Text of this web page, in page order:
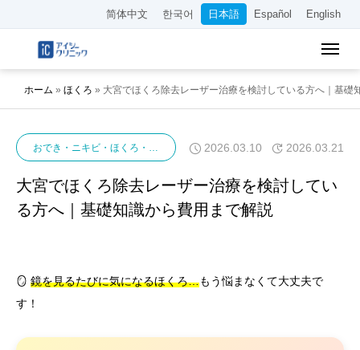
简体中文 한국어 日本語 Español English
ホーム » ほくろ » 大宮でほくろ除去レーザー治療を検討している方へ｜基礎
おでき・ニキビ・ほくろ・イボ ほくろ2026.03.10 2026.03.21
大宮でほくろ除去レーザー治療を検討してい
る方へ｜基礎知識から費用まで解説
🪞 鏡を見るたびに気になるほくろ…もう悩まなくて大丈夫で
す！